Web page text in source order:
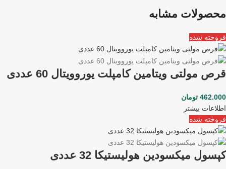
محصولات مشابه
فروخته شده
قرص مولتی ویتامین کامپلت یوروویتال 60 عددی
462.000 تومان
اطلاعات بیشتر
فروخته شده
کپسول میکسودین هولیستیکا 32 عددی